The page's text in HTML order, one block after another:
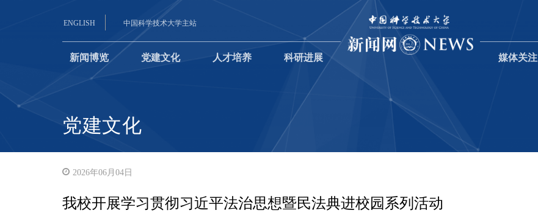
ENGLISH 中国科学技术大学主站
新闻博览 党建文化 人才培养 科研进展 媒体关注
党建文化
2026年06月04日
我校开展学习贯彻习近平法治思想暨民法典进校园系列活动